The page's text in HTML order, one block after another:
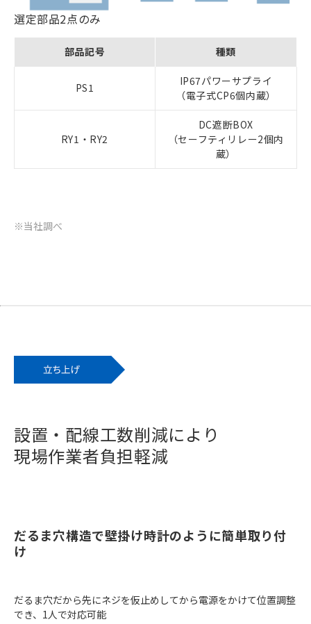
選定部品2点のみ
部品記号 種類
PS1
IP67パワーサプライ
（電子式CP6個内蔵）
RY1・RY2
DC遮断BOX
（セーフティリレー2個内
蔵）
※当社調べ
設置・配線工数削減により
現場作業者負担軽減
だるま穴構造で壁掛け時計のように簡単取り付
け
だるま穴だから先にネジを仮止めしてから電源をかけて位置調整
でき、1人で対応可能